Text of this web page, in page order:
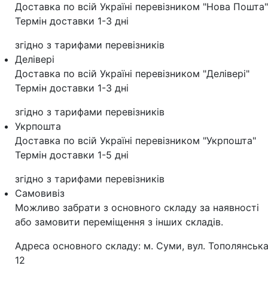
Доставка по всій Україні перевізником "Нова Пошта"
Термін доставки 1-3 дні
згідно з тарифами перевізників
Делівері
Доставка по всій Україні перевізником "Делівері"
Термін доставки 1-3 дні
згідно з тарифами перевізників
Укрпошта
Доставка по всій Україні перевізником "Укрпошта"
Термін доставки 1-5 дні
згідно з тарифами перевізників
Самовивіз
Можливо забрати з основного складу за наявності
або замовити переміщення з інших складів.
Адреса основного складу: м. Суми, вул.
12